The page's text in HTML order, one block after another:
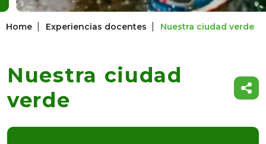
Home Experiencias docentes Nuestra ciudad verde
Nuestra ciudad
verde